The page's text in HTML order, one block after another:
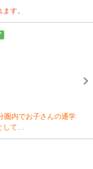
す。
圏内でお子さんの通学
して…